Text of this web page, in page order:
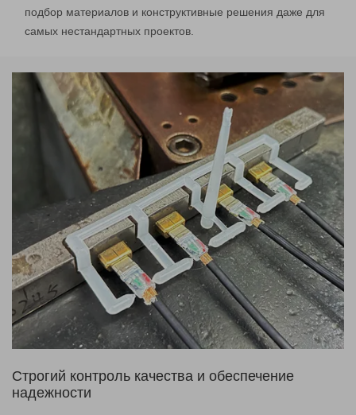
подбор материалов и конструктивные решения даже для
самых нестандартных проектов.
Строгий контроль качества и обеспечение
надежности